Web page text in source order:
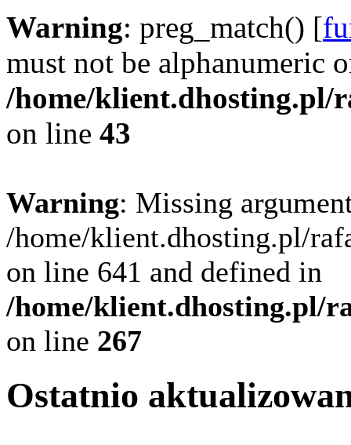
Warning: preg_match() [
must not be alphanumeric
/home/klient.dhosting.pl/
on line 43
Warning: Missing
/home/klient.dhosting.pl/
on line 641 and defined in
/home/klient.dhosting.pl/
on line 267
Ostatnio